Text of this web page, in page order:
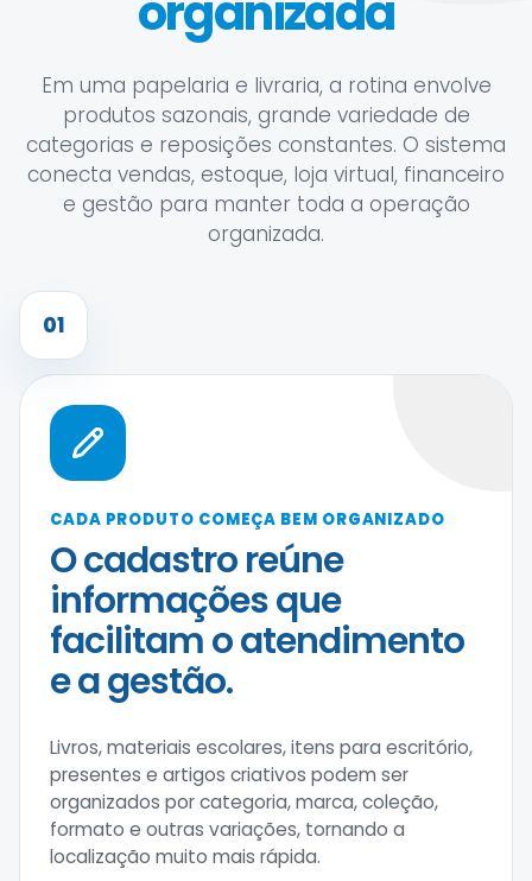
Em uma papelaria e livraria, a rotina envolve
produtos sazonais, grande variedade de
categorias e reposições constantes. O sistema
conecta vendas, estoque, loja virtual, financeiro
e gestão para manter toda a operação
organizada.
01
CADA PRODUTO COMEÇA BEM ORGANIZADO
O cadastro reúne
informações que
facilitam o atendimento
e a gestão.
Livros, materiais escolares, itens para escritório,
presentes e artigos criativos podem ser
organizados por categoria, marca, coleção,
formato e outras variações, tornando a
localização muito mais rápida.